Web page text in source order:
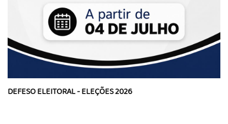
DEFESO ELEITORAL - ELEÇÕES 2026